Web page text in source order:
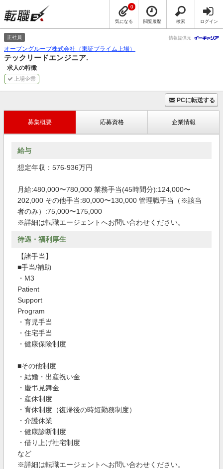
気になる
0
閲覧履歴 検索 ログイン
正社員 情報提供元
オープングループ株式会社（東証プライム上場）
テックリードエンジニア.
求人の特徴
上場企業
PCに転送する
募集概要 応募資格 企業情報
給与
想定年収：576-936万円
月給:480,000〜780,000 業務手当(45時間分):124,000〜
202,000 その他手当:80,000〜130,000 管理職手当（※該当
者のみ）:75,000〜175,000
※詳細は転職エージェントへお問い合わせください。
待遇・福利厚生
【諸手当】
■手当/補助
・M3
Patient
Support
Program
・育児手当
・住宅手当
・健康保険制度
■その他制度
・結婚・出産祝い金
・慶弔見舞金
・産休制度
・育休制度（復帰後の時短勤務制度）
・介護休業
・健康診断制度
・借り上げ社宅制度
など
※詳細は転職エージェントへお問い合わせください。